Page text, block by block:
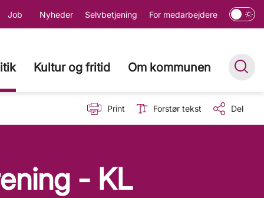
Job Nyheder Selvbetjening For medarbejdere
Kultur og fritid Om kommunen
Print Forstør tekst Del
- KL